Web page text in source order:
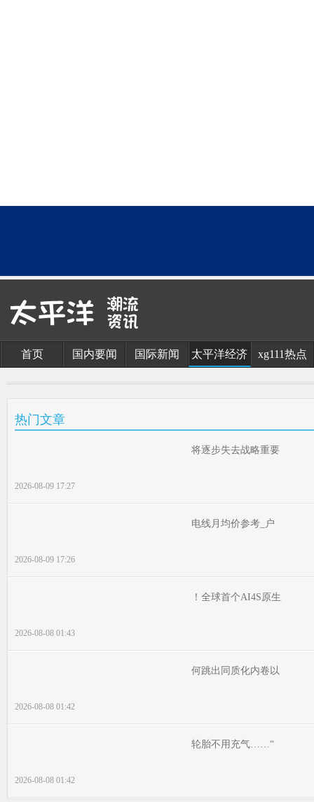
首页 国内要闻 国际新闻 太平洋经济 xg111热点
热门文章
将逐步失去战略重要
2026-08-09 17:27
电线月均价参考_户
2026-08-09 17:26
！全球首个AI4S原生
2026-08-08 01:43
何跳出同质化内卷以
2026-08-08 01:42
轮胎不用充气……“
2026-08-08 01:42